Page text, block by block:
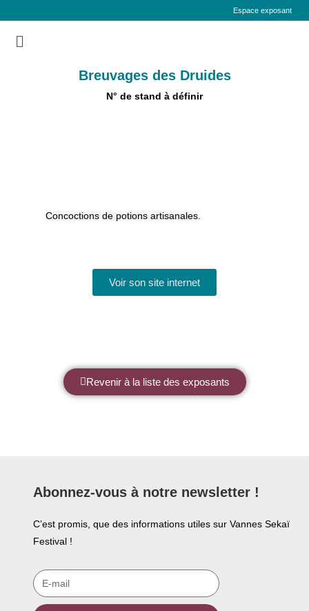
Espace exposant
Breuvages des Druides
N° de stand à définir
Concoctions de potions artisanales.
Voir son site internet
Revenir à la liste des exposants
Abonnez-vous à notre newsletter !
C’est promis, que des informations utiles sur Vannes Sekaï
Festival !